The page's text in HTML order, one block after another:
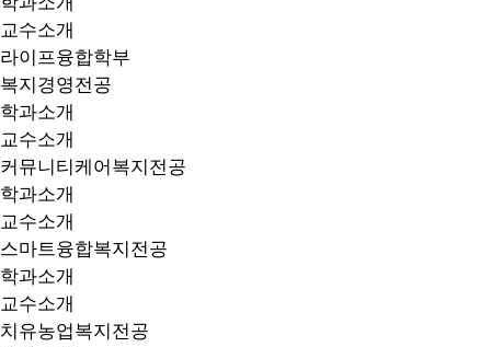
교수소개
라이프융합학부
복지경영전공
학과소개
교수소개
커뮤니티케어복지전공
학과소개
교수소개
스마트융합복지전공
학과소개
교수소개
치유농업복지전공